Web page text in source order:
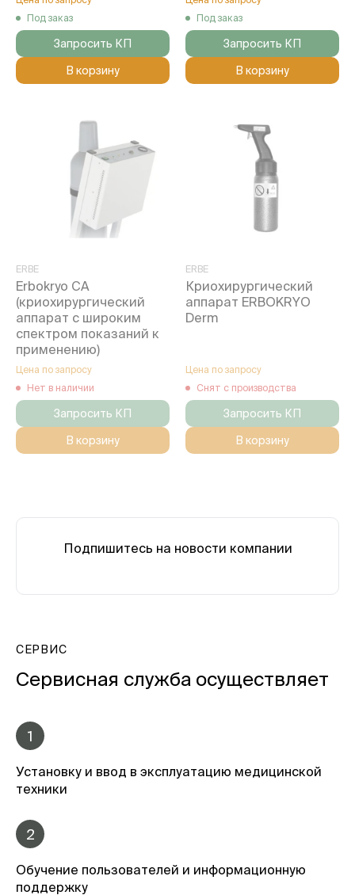
Под заказ
Запросить КП
В корзину
Под заказ
Запросить КП
В корзину
ERBE
Erbokryo CA
(криохирургический
аппарат с широким
спектром показаний к
применению)
Цена по запросу
Нет в наличии
Запросить КП
В корзину
ERBE
Криохирургический
аппарат ERBOKRYO
Derm
Цена по запросу
Снят с производства
Запросить КП
В корзину
Подпишитесь на новости компании
СЕРВИС
Сервисная служба осуществляет
1
Установку и ввод в эксплуатацию медицинской
техники
2
Обучение пользователей и информационную
поддержку